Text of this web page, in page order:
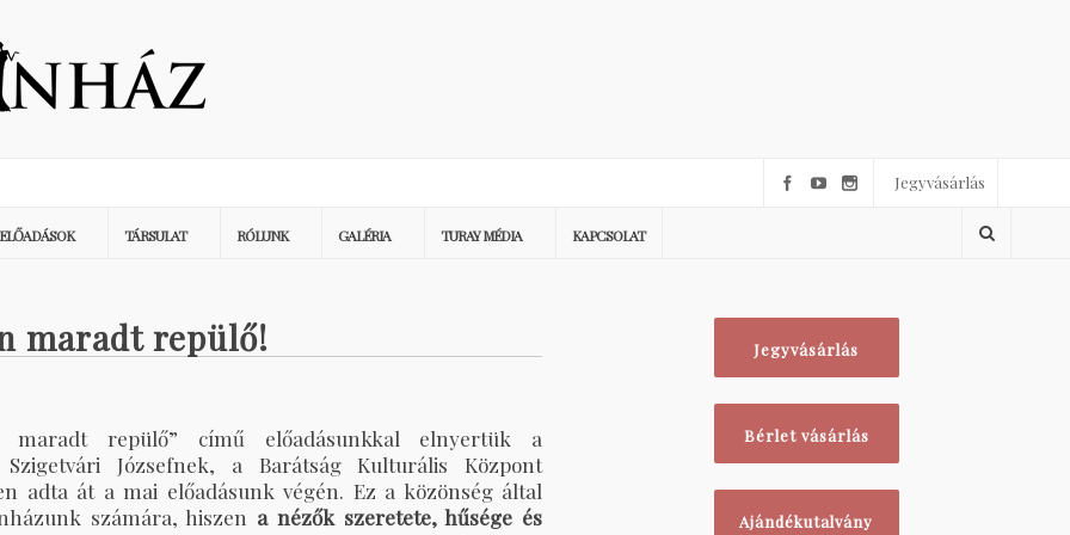
Jegyvásárlás
ELŐADÁSOK TÁRSULAT RÓLUNK GALÉRIA TURAY MÉDIA KAPCSOLAT
maradt repülő!
repülő” című előadásunkkal elnyertük a
Józsefnek, a Barátság Kulturális Központ
adta át a mai előadásunk végén. Ez a közönség által
számára, hiszen a nézők szeretete, hűsége és
Jegyvásárlás
Bérlet vásárlás
Ajándékutalvány